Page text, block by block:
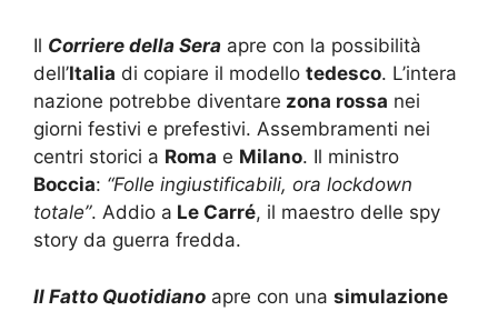
Il Corriere della Sera apre con la possibilità
dell’Italia di copiare il modello tedesco. L’intera
nazione potrebbe diventare zona rossa nei
giorni festivi e prefestivi. Assembramenti nei
centri storici a Roma e Milano. Il ministro
Boccia: “Folle ingiustificabili, ora lockdown
totale”. Addio a Le Carré, il maestro delle spy
story da guerra fredda.
Il Fatto Quotidiano apre con una simulazione